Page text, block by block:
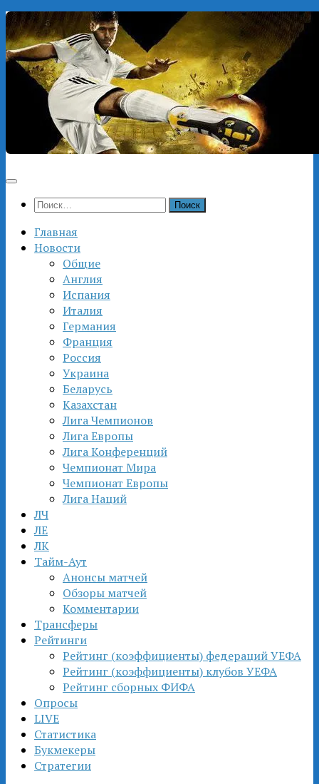
Перейти
к
содержимому
Найти:
Главная
Новости
Общие
Англия
Испания
Италия
Германия
Франция
Россия
Украина
Беларусь
Казахстан
Лига Чемпионов
Лига Европы
Лига Конференций
Чемпионат Мира
Чемпионат Европы
Лига Наций
ЛЧ
ЛЕ
ЛК
Тайм-Аут
Анонсы матчей
Обзоры матчей
Комментарии
Трансферы
Рейтинги
Рейтинг (коэффициенты) федераций УЕФА
Рейтинг (коэффициенты) клубов УЕФА
Рейтинг сборных ФИФА
Опросы
LIVE
Статистика
Букмекеры
Стратегии